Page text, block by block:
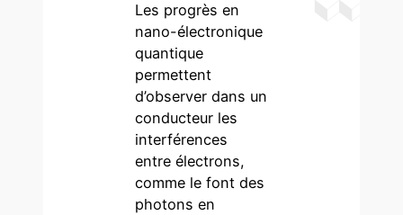
Les progrès en
nano-électronique
quantique
permettent
d’observer dans un
conducteur les
interférences
entre électrons,
comme le font des
photons en